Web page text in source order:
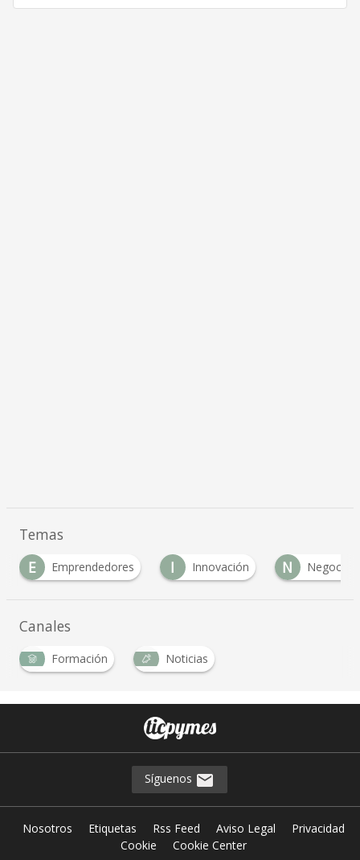
Temas
E
Emprendedores I Innovación N Negocio
Canales
Formación Noticias
Síguenos
Nosotros Etiquetas Rss Feed Aviso Legal
Privacidad
Cookie
Cookie Center